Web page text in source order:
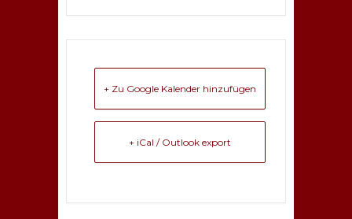
+ Zu Google Kalender hinzufügen
+ iCal / Outlook export